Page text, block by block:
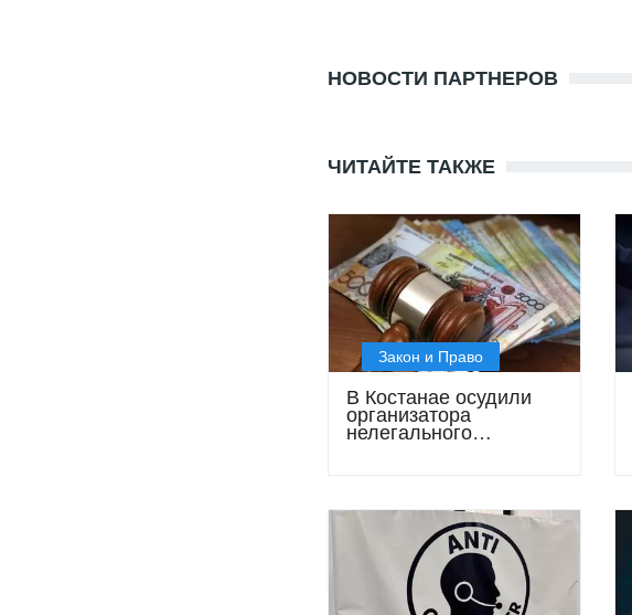
НОВОСТИ ПАРТНЕРОВ
ЧИТАЙТЕ ТАКЖЕ
Закон и Право
В Костанае осудили
организатора
нелегального